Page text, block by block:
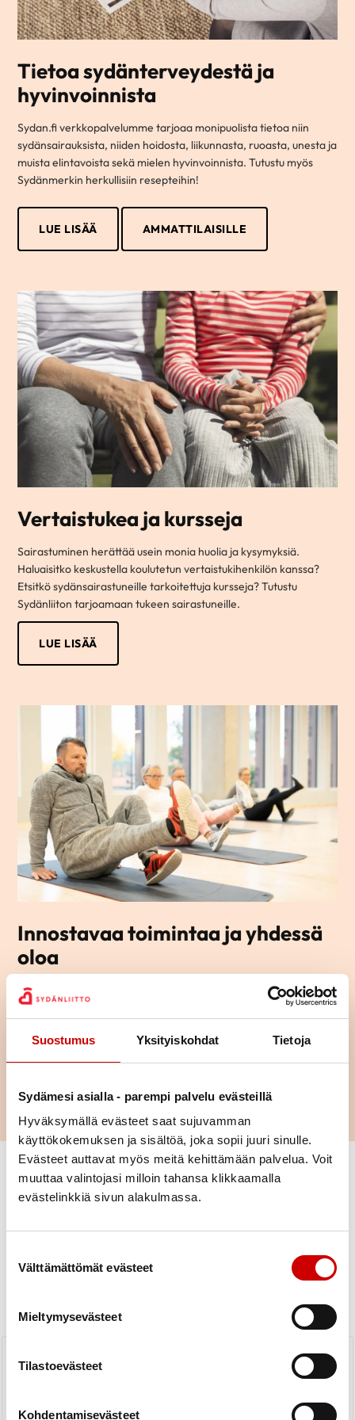
Suostumus Yksityiskohdat Tietoja
Sydämesi asialla - parempi palvelu evästeillä
Hyväksymällä evästeet saat sujuvamman
käyttökokemuksen ja sisältöä, joka sopii juuri sinulle.
Evästeet auttavat myös meitä kehittämään palvelua. Voit
muuttaa valintojasi milloin tahansa klikkaamalla
evästelinkkiä sivun alakulmassa.
Välttämättömät evästeet
Mieltymysevästeet
Tilastoevästeet
Kohdentamisevästeet
Tietoa sydänterveydestä ja
hyvinvoinnista
Sydan.fi verkkopalvelumme tarjoaa monipuolista tietoa niin
sydänsairauksista, niiden hoidosta, liikunnasta, ruoasta, unesta ja
muista elintavoista sekä mielen hyvinvoinnista. Tutustu myös
Sydänmerkin herkullisiin resepteihin!
LUE LISÄÄ AMMATTILAISILLE
Vertaistukea ja kursseja
Sairastuminen herättää usein monia huolia ja kysymyksiä.
Haluaisitko keskustella koulutetun vertaistukihenkilön kanssa?
Etsitkö sydänsairastuneille tarkoitettuja kursseja? Tutustu
Sydänliiton tarjoamaan tukeen sairastuneille.
LUE LISÄÄ
Innostavaa toimintaa ja yhdessä
oloa
Alueemme yhdistykset järjestävät monipuolista toimintaa kuten
esimerkiksi liikuntaa, retkiä, luentoja ja keskustelukerhoja.
mukaan – osallistumaan tai vaikka järjestämään toimintaa – ihan
miten vain itse haluat.
LUE LISÄÄ
Uutiset